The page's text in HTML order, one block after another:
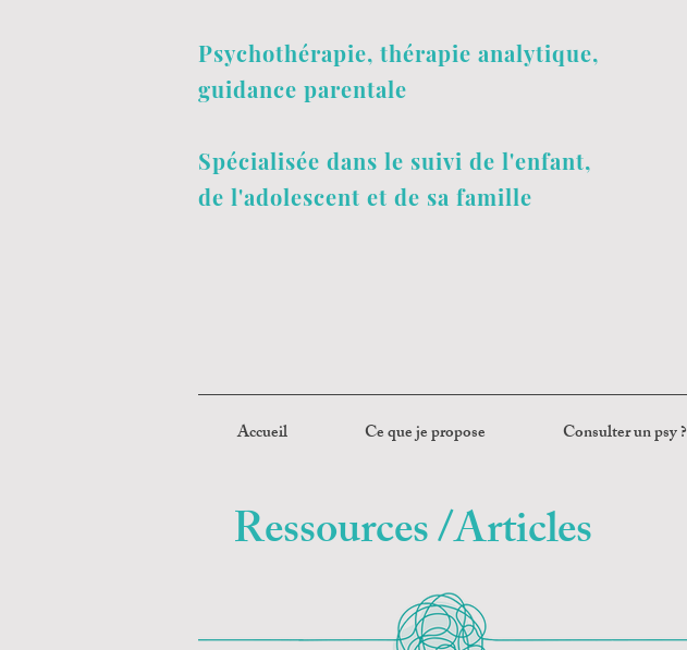
Psychothérapie, thérapie analytique,
guidance parentale
Spécialisée dans le suivi de l'enfant,
de l'adolescent et de sa famille
Accueil Ce que je propose Consulter un psy ?
Ressources /Articles